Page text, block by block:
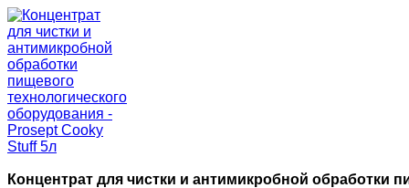
Концентрат для чистки и антимикробной обработки